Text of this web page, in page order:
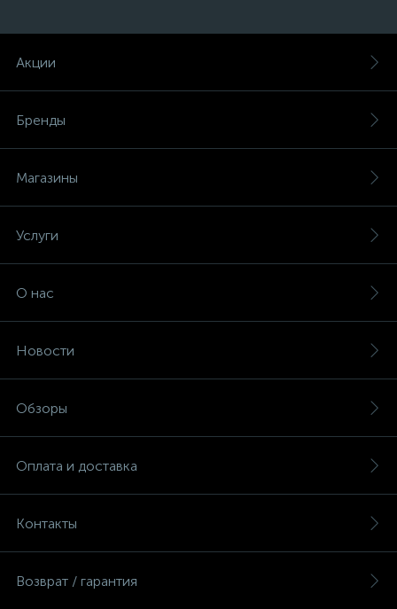
Акции
Бренды
Магазины
Услуги
О нас
Новости
Обзоры
Оплата и доставка
Контакты
Возврат / гарантия